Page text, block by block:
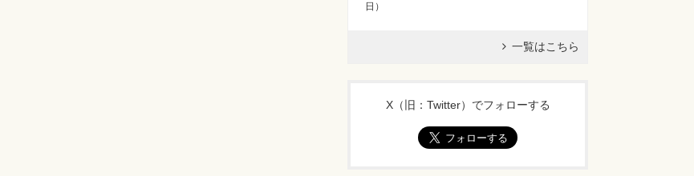
日 ）
一覧はこちら
X（旧：Twitter）でフォローする